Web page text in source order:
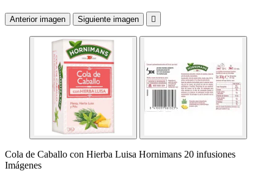
Anterior imagen Siguiente imagen 
Cola de Caballo con Hierba Luisa Hornimans 20 infusiones
Imágenes